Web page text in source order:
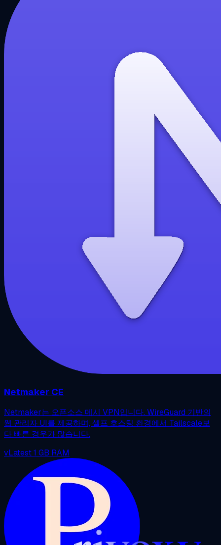
Netmaker CE
Netmaker는 오픈소스 메시 VPN입니다. WireGuard 기반의
웹 관리자 UI를 제공하며, 셀프 호스팅 환경에서 Tailscale보
다 빠른 경우가 많습니다.
vLatest1 GB RAM